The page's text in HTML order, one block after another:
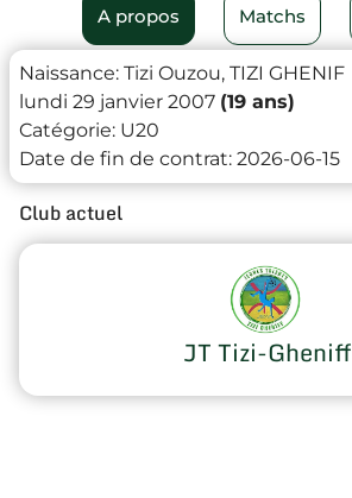
A propos Matchs
Naissance: Tizi Ouzou, TIZI GHENIF
lundi 29 janvier 2007 (19 ans)
Catégorie: U20
Date de fin de contrat: 2026-06-15
Club actuel
JT Tizi-Gheniff